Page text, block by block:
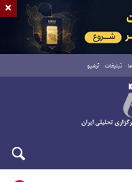
تبلیغات آرشیو
×